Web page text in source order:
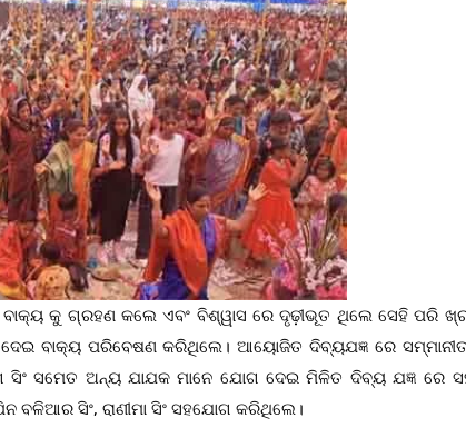
କୁ ଗ୍ରହଣ କଲେ ଏବଂ ବିଶ୍ୱାସ ରେ ଦୃଢ଼ୀଭୂତ ଥିଲେ ସେହି ପରି
ଦେଇ ବାକ୍ୟ ପରିବେଷଣ କରିଥିଲେ। ଆୟୋଜିତ ଦିବ୍ୟଯଜ୍ଞ ରେ
ସିଂ ସମେତ ଅନ୍ୟ ଯାଯକ ମାନେ ଯୋଗ ଦେଇ ମିଳିତ ଦିବ୍ୟ ଯଜ୍ଞ ରେ
ବଳିଆର ସିଂ, ରାଣୀମା ସିଂ ସହଯୋଗ କରିଥିଲେ।